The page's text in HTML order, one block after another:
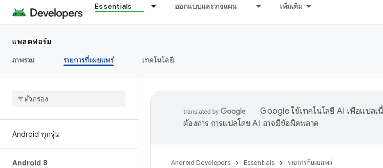
Essentials ออกแบบและวางแผน เพิ่มเติม
แพลตฟอร์ม
ภาพรวม
รายการที่เผยแพร่ เทคโนโลยี
Android ทุกรุ่น
Android 8
Google ใช้เทคโนโลยี AI เพื่อแปล
ต้องการ การแปลโดย AI อาจมีข้อผิดพลาด
Android Developers Essentials รายการที่เผยแพร่